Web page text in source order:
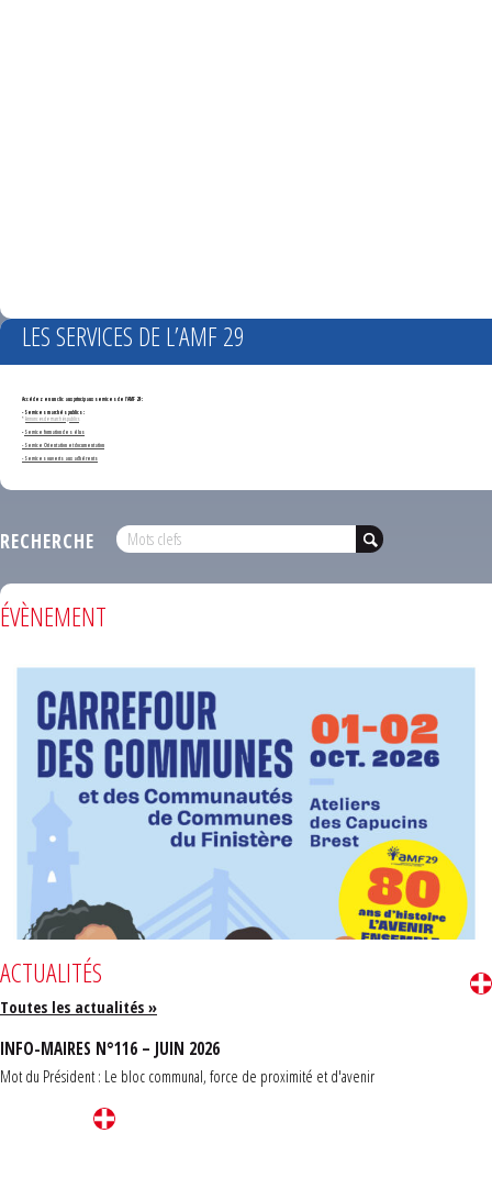
LES SERVICES DE L’AMF 29
Accédez en un clic aux principaux services de l'AMF 29 :
- Services marchés publics :
*Annonces de marchés publics
-Service formation des élus
- Service Orientation et documentation
- Services ouverts aux adhérents
RECHERCHE
ÉVÈNEMENT
ACTUALITÉS
Toutes les actualités »
INFO-MAIRES N°116 – JUIN 2026
Mot du Président : Le bloc communal, force de proximité et d'avenir